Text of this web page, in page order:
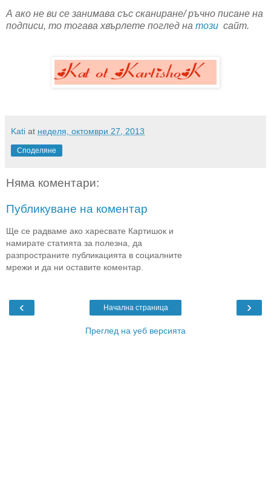
А ако не ви се занимава със сканиране/ ръчно писане на
подписи, то тогава хвърлете поглед на този сайт.
Kati at неделя, октомври 27, 2013
Споделяне
Няма коментари:
Публикуване на коментар
Ще се радваме ако харесвате Картишок и
намирате статията за полезна, да
разпространите публикацията в социалните
мрежи и да ни оставите коментар.
‹ ›
Начална страница
Преглед на уеб версията